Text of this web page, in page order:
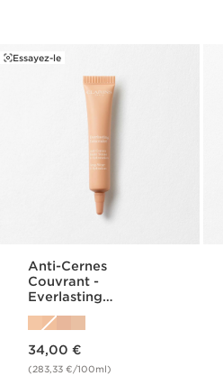
Essayez-le
Anti-Cernes
Couvrant -
Everlasting
Concealer
34,00 €
(283,33 €/100ml)